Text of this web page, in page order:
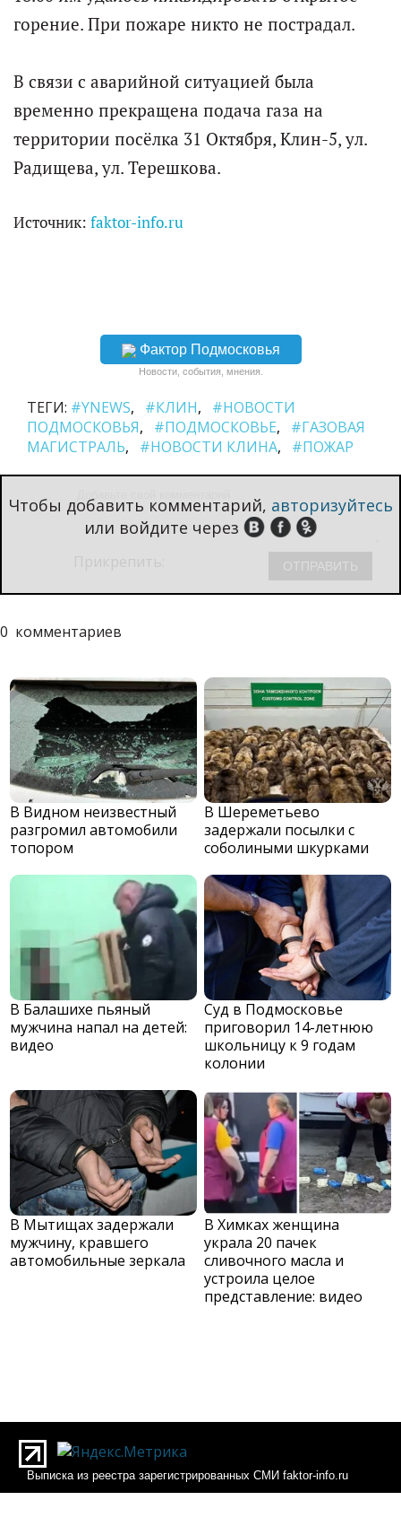
горение. При пожаре никто не пострадал.
В связи с аварийной ситуацией была
временно прекращена подача газа на
территории посёлка 31 Октября, Клин-5, ул.
Радищева, ул. Терешкова.
Источник: faktor-info.ru
Фактор Подмосковья
Новости, события, мнения.
ТЕГИ: #YNEWS #КЛИН
#НОВОСТИ
ПОДМОСКОВЬЯ
#ПОДМОСКОВЬЕ
#ГАЗОВАЯ
МАГИСТРАЛЬ
#НОВОСТИ КЛИНА #ПОЖАР
Чтобы добавить комментарий, авторизуйтесь
или войдите через
0 комментариев
В Видном неизвестный
разгромил автомобили
топором
В Шереметьево
задержали посылки с
соболиными шкурками
В Балашихе пьяный
мужчина напал на детей:
видео
Суд в Подмосковье
приговорил 14-летнюю
школьницу к 9 годам
колонии
В Мытищах задержали
мужчину, кравшего
автомобильные зеркала
В Химках женщина
украла 20 пачек
сливочного масла и
устроила целое
представление: видео
Выписка из реестра зарегистрированных СМИ faktor-info.ru